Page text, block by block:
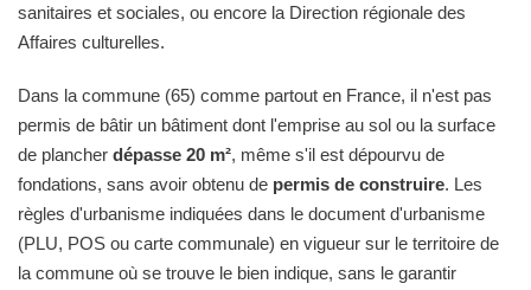
sanitaires et sociales, ou encore la Direction régionale des
Affaires culturelles.
Dans la commune (65) comme partout en France, il n'est pas
permis de bâtir un bâtiment dont l'emprise au sol ou la surface
de plancher dépasse 20 m², même s'il est dépourvu de
fondations, sans avoir obtenu de permis de construire. Les
règles d'urbanisme indiquées dans le document d'urbanisme
(PLU, POS ou carte communale) en vigueur sur le territoire de
la commune où se trouve le bien indique, sans le garantir